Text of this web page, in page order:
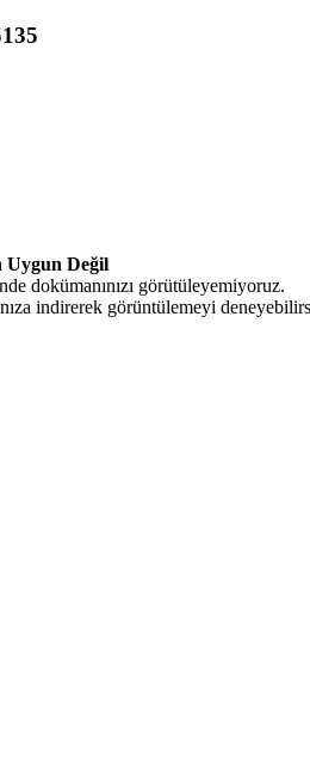
Uygun Değil
dokümanınızı görütüleyemiyoruz.
indirerek görüntülemeyi